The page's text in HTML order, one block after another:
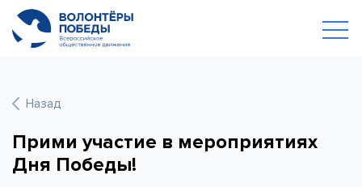
Назад
Прими участие в мероприятиях
Дня Победы!